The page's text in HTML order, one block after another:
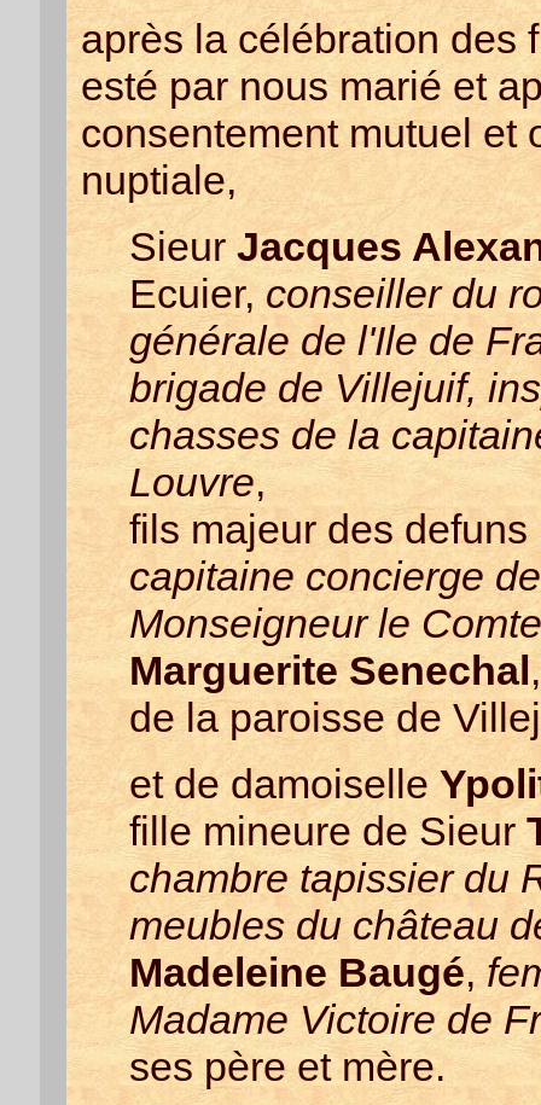
après la célébration des
esté par nous marié et
consentement mutuel et
nuptiale,
SieurJacques
Ecuier,conseiller du
générale de l'Ile de
brigade de Villejuif,
chasses de la
Louvre,
fils majeur des defuns
capitaine concierge
Monseigneur le
Marguerite Senechal,
de la paroisse de
et de damoiselle
fille mineure de Sieur
chambre tapissier du
meubles du château
Madeleine Baugé,
Madame Victoire de
ses père et mère.